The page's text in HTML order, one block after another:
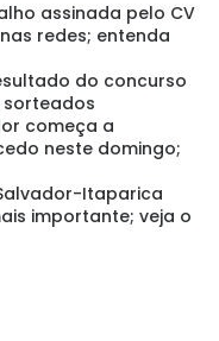
assinada pelo CV
redes; entenda
do concurso
sorteados
começa a
neste domingo;
Itaparica
importante; veja o